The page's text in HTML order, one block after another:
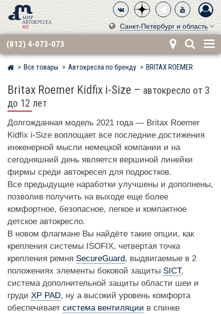
Санкт-Петербург и область
(812) 4-073-073
Мир детских автокресел
Все товары Автокресла по бренду BRITAX ROEMER
Britax Roemer Kidfix i-Size – автокресло от 3
до 12 лет
Долгожданная модель 2021 года — Britax Roemer
Kidfix i-Size воплощает все последние достижения
инженерной мысли немецкой компании и на
сегодняшний день является вершиной линейки
фирмы среди автокресел для подростков.
Все предыдущие наработки улучшены и дополнены,
позволив получить на выходе еще более
комфортное, безопасное, легкое и компактное
детское автокресло.
В новом флагмане Вы найдёте такие опции, как
крепления системы ISOFIX, четвертая точка
крепления ремня SecureGuard, выдвигаемые в 2
положениях элементы боковой защиты SICT,
система дополнительной защиты области шеи и
груди XP PAD, ну а высокий уровень комфорта
обеспечивает система вентиляции в спинке